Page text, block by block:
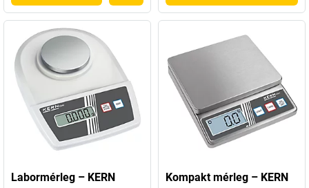
Labormérleg – KERN Kompakt mérleg – KERN